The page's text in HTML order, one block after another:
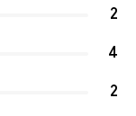
2
4
2